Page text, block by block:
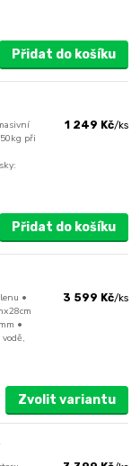
Přidat do košíku
při
1 249 Kč/ks
Přidat do košíku
•
•
3 599 Kč/ks
Zvolit variantu